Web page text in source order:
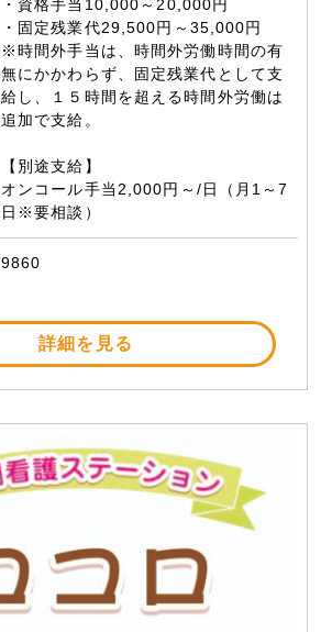
・資格手当10,000～20,000円
・固定残業代29,500円～35,000円
※時間外手当は、時間外労働時間の有
無にかかわらず、固定残業代として支
給し、１５時間を超える時間外労働は
追加で支給。
【別途支給】
オンコール手当2,000円～/日（月1～7
日※要相談）
9860
詳細を見る